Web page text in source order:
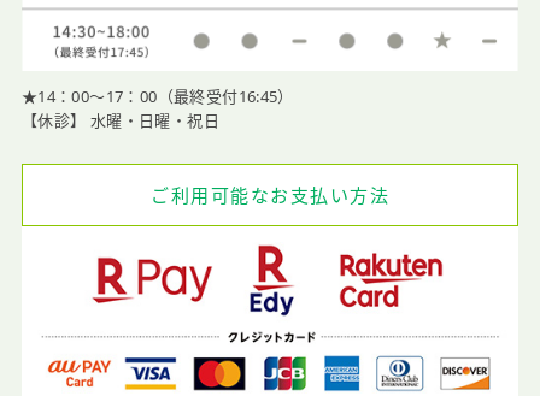
★14：00〜17：00（最終受付16:45）
【休診】 水曜・日曜・祝日
ご利用可能なお支払い方法